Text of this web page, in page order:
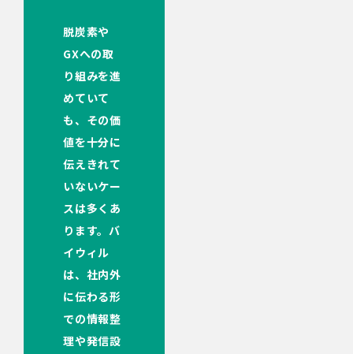
脱炭素や
GXへの取
り組みを進
めていて
も、その価
値を十分に
伝えきれて
いないケー
スは多くあ
ります。バ
イウィル
は、社内外
に伝わる形
での情報整
理や発信設